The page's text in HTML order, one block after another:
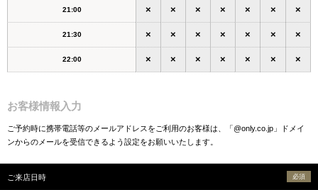
21:00 × × × × × × ×
21:30 × × × × × × ×
22:00 × × × × × × ×
お客様情報入力
ご予約時に携帯電話等のメールアドレスをご利用のお客様は、「@only.co.jp」ドメイ
ンからのメールを受信できるよう設定をお願いいたします。
ご来店日時 必須